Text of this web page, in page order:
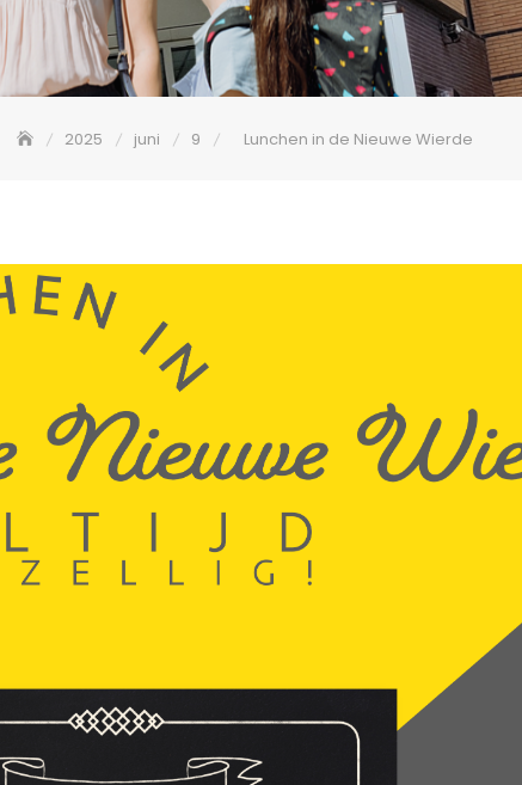
2025 juni 9 Lunchen in de Nieuwe Wierde